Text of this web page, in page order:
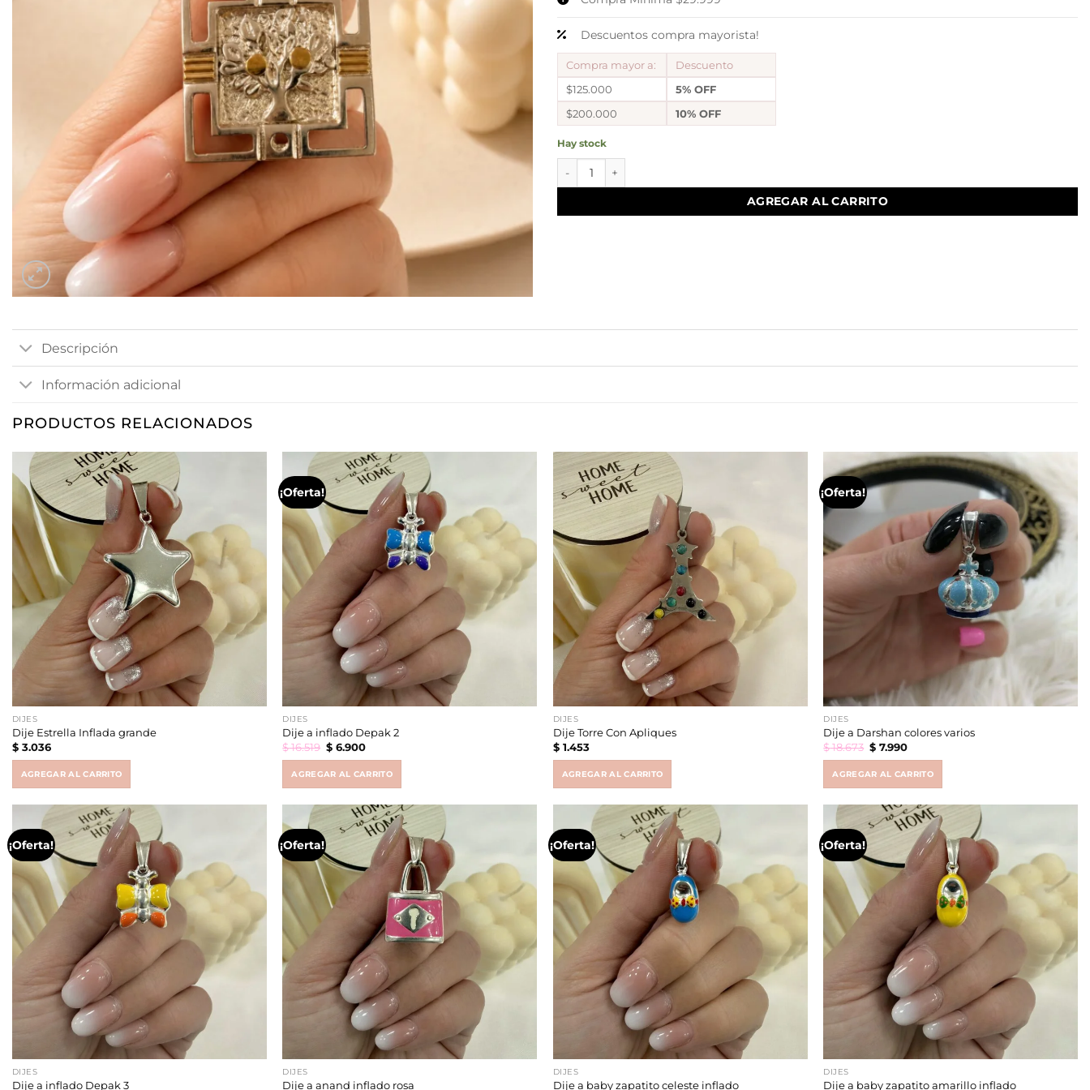
Descuentos compra mayorista!
Compra mayor a:
Descuento
$125.000
5% OFF
$200.000
10% OFF
Hay stock
Dije arbol vida 12 cantidad
AGREGAR AL CARRITO
Descripción
Información adicional
PRODUCTOS RELACIONADOS
DIJES
Dije Estrella Inflada grande
$3.036
AGREGAR AL CARRITO
¡Oferta!
DIJES
Dije a inflado Depak 2
$16.519 Original
price
$ 16.519.
$ 6.900Current
$ 6.900.
AGREGAR AL CARRITO
DIJES
Dije Torre Con Apliques
$1.453
AGREGAR AL CARRITO
¡Oferta!
DIJES
Dije a Darshan colores varios
$18.673 Original
price
$ 18.673.
$ 7.990Current
$ 7.990.
AGREGAR AL CARRITO
¡Oferta!
DIJES
Dije a inflado Depak 3
¡Oferta!
DIJES
Dije a anand inflado rosa
¡Oferta!
DIJES
Dije a baby zapatito celeste inflado
¡Oferta!
DIJES
Dije a baby zapatito amarillo inflado